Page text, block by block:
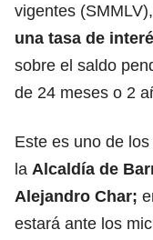
vigentes
una tasa de
sobre el saldo
de 24 meses o 2
Este es uno de
la Alcaldía de
Alejandro Char;
estará ante los